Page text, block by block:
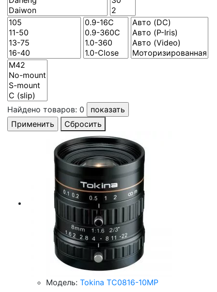
Найдено товаров: 0
Сбросить
Модель: Tokina TC0816-10MP